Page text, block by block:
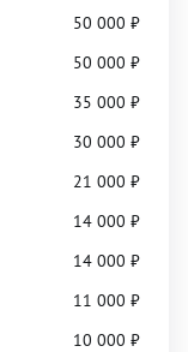
50 000 ₽
50 000 ₽
35 000 ₽
30 000 ₽
21 000 ₽
14 000 ₽
14 000 ₽
11 000 ₽
10 000 ₽